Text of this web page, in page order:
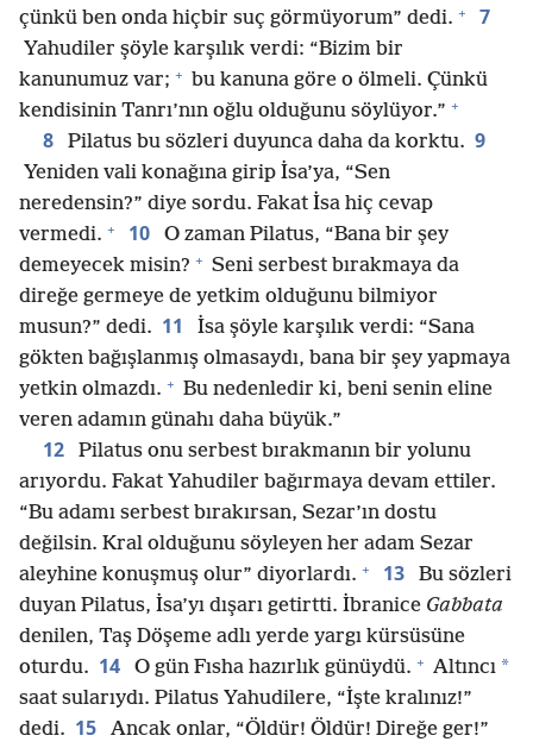
çünkü ben onda hiçbir suç görmüyorum” dedi. + 7
Yahudiler şöyle karşılık verdi: “Bizim bir
kanunumuz var; + bu kanuna göre o ölmeli. Çünkü
kendisinin Tanrı’nın oğlu olduğunu söylüyor.” +
8 Pilatus bu sözleri duyunca daha da korktu. 9
Yeniden vali konağına girip İsa’ya, “Sen
neredensin?” diye sordu. Fakat İsa hiç cevap
vermedi. + 10
O zaman Pilatus, “Bana bir şey
demeyecek misin? + Seni serbest bırakmaya da
direğe germeye de yetkim olduğunu bilmiyor
musun?” dedi. 11
İsa şöyle karşılık verdi: “Sana
gökten bağışlanmış olmasaydı, bana bir şey yapmaya
yetkin olmazdı. + Bu nedenledir ki, beni senin eline
veren adamın günahı daha büyük.”
12
Pilatus onu serbest bırakmanın bir yolunu
arıyordu. Fakat Yahudiler bağırmaya devam ettiler.
“Bu adamı serbest bırakırsan, Sezar’ın dostu
değilsin. Kral olduğunu söyleyen her adam Sezar
aleyhine konuşmuş olur” diyorlardı. + 13
Bu sözleri
duyan Pilatus, İsa’yı dışarı getirtti. İbranice Gabbata
denilen, Taş Döşeme adlı yerde yargı kürsüsüne
oturdu. 14 O gün Fısha hazırlık günüydü. + Altıncı *
saat sularıydı. Pilatus Yahudilere, “İşte kralınız!”
dedi. 15
Ancak onlar, “Öldür! Öldür! Direğe ger!”